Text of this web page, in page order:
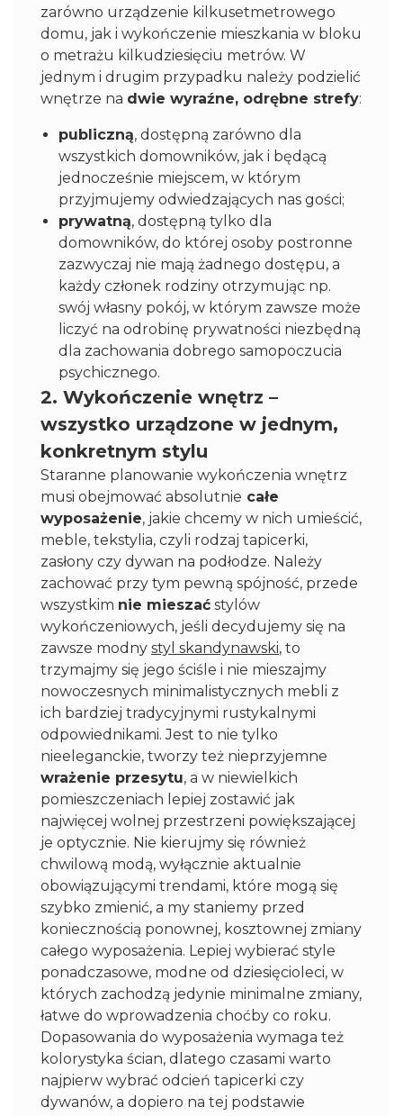
zarówno urządzenie kilkusetmetrowego
domu, jak i wykończenie mieszkania w bloku
o metrażu kilkudziesięciu metrów. W
jednym i drugim przypadku należy podzielić
wnętrze na dwie wyraźne, odrębne strefy:
publiczną, dostępną zarówno dla
wszystkich domowników, jak i będącą
jednocześnie miejscem, w którym
przyjmujemy odwiedzających nas gości;
prywatną, dostępną tylko dla
domowników, do której osoby postronne
zazwyczaj nie mają żadnego dostępu, a
każdy członek rodziny otrzymując np.
swój własny pokój, w którym zawsze może
liczyć na odrobinę prywatności niezbędną
dla zachowania dobrego samopoczucia
psychicznego.
2. Wykończenie wnętrz –
wszystko urządzone w jednym,
konkretnym stylu
Staranne planowanie wykończenia wnętrz
musi obejmować absolutnie całe
wyposażenie, jakie chcemy w nich umieścić,
meble, tekstylia, czyli rodzaj tapicerki,
zasłony czy dywan na podłodze. Należy
zachować przy tym pewną spójność, przede
wszystkim nie mieszać stylów
wykończeniowych, jeśli decydujemy się na
zawsze modny styl skandynawski, to
trzymajmy się jego ściśle i nie mieszajmy
nowoczesnych minimalistycznych mebli z
ich bardziej tradycyjnymi rustykalnymi
odpowiednikami. Jest to nie tylko
nieeleganckie, tworzy też nieprzyjemne
wrażenie przesytu, a w niewielkich
pomieszczeniach lepiej zostawić jak
najwięcej wolnej przestrzeni powiększającej
je optycznie. Nie kierujmy się również
chwilową modą, wyłącznie aktualnie
obowiązującymi trendami, które mogą się
szybko zmienić, a my staniemy przed
koniecznością ponownej, kosztownej zmiany
całego wyposażenia. Lepiej wybierać style
ponadczasowe, modne od dziesięcioleci, w
których zachodzą jedynie minimalne zmiany,
łatwe do wprowadzenia choćby co roku.
Dopasowania do wyposażenia wymaga też
kolorystyka ścian, dlatego czasami warto
najpierw wybrać odcień tapicerki czy
dywanów, a dopiero na tej podstawie